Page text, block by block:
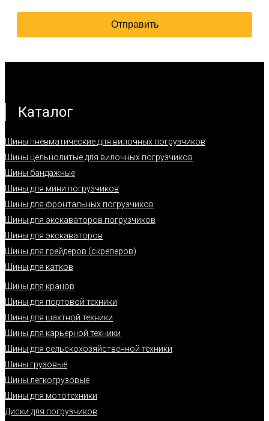
Каталог
Шины пневматические для вилочных погрузчиков
Шины цельнолитые для вилочных погрузчиков
Шины бандажные
Шины для мини погрузчиков
Шины для фронтальных погрузчиков
Шины для экскаваторов погрузчиков
Шины для экскаваторов
Шины для грейдеров (скреперов)
Шины для катков
Шины для кранов
Шины для портовой техники
Шины для шахтной техники
Шины для карьерной техники
Шины для сельскохозяйственной техники
Шины грузовые
Шины легкогрузовые
Шины для мототехники
Диски для погрузчиков